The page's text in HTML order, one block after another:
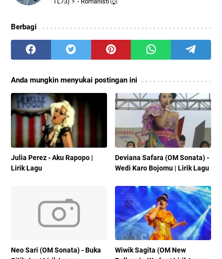
Berbagi
Anda mungkin menyukai postingan ini
Julia Perez - Aku Rapopo |
Lirik Lagu
Deviana Safara (OM Sonata) -
Wedi Karo Bojomu | Lirik Lagu
Neo Sari (OM Sonata) - Buka
Wiwik Sagita (OM New